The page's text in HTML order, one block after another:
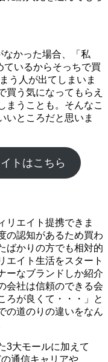
かった場合、「私
ているからそっちで買
う人が出てしまいま
買う気になってもらえ
まうことも。そんなこ
いところだと思いま
トはこちら
リエイト提携できま
の認知があるため買わ
ばかりの方でも相対的
エイト生活をスタート
ーなブランドしか紹介
会社は信頼のできる会
ろが良くて・・・」と
の道のりの違いをなん
3大モールに加えて
通信キャリアや